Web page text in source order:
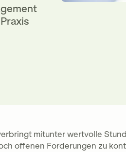
mitunter wertvolle
offenen Forderungen zu